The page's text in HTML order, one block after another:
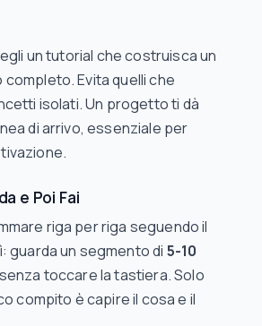
un tutorial che costruisca un
Evita quelli che
isolati. Un progetto ti dà
di arrivo, essenziale per
e Poi Fai
riga per riga seguendo il
guarda un segmento di 5-10
toccare la tastiera. Solo
compito è capire il cosae il